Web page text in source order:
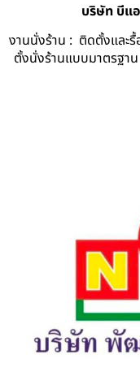
บริษัท บีแ
งานนั่งร้าน : ติดตั้งและรื้
ตั้งนั่งร้านแบบมาตรฐา